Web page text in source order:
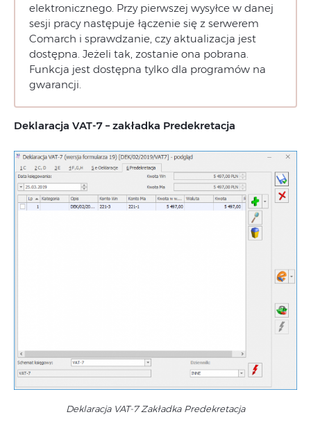
elektronicznego. Przy pierwszej wysyłce w danej
sesji pracy następuje łączenie się z serwerem
Comarch i sprawdzanie, czy aktualizacja jest
dostępna. Jeżeli tak, zostanie ona pobrana.
Funkcja jest dostępna tylko dla programów na
gwarancji.
Deklaracja VAT-7 – zakładka Predekretacja
Deklaracja VAT-7 Zakładka Predekretacja